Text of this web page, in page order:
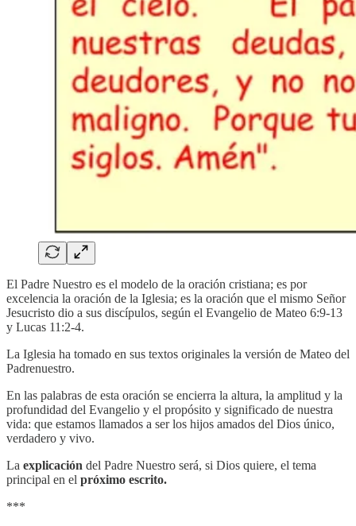
El Padre Nuestro es el modelo de la oración cristiana; es por
excelencia la oración de la Iglesia; es la oración que el mismo Señor
Jesucristo dio a sus discípulos, según el Evangelio de Mateo 6:9-13
y Lucas 11:2-4.
La Iglesia ha tomado en sus textos originales la versión de Mateo del
Padrenuestro.
En las palabras de esta oración se encierra la altura, la amplitud y la
profundidad del Evangelio y el propósito y significado de nuestra
vida: que estamos llamados a ser los hijos amados del Dios único,
verdadero y vivo.
La explicación del Padre Nuestro será, si Dios quiere, el tema
principal en el próximo escrito.
***